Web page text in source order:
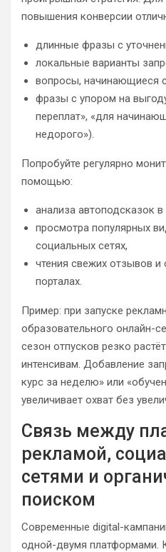
повышения конверсии
длинные фразы с
локальные варианты
вопросы, начинающиеся с
фразы с упором на
переплат», «для
недорого»).
Попробуйте регулярно
помощью:
анализа автоподсказок
просмотра популярных
социальных сетях,
чтения свежих отзывов и
порталах.
Пример: при запуске
образовательного онлайн-
сезон отпусков резко
интенсивам. Добавление
курс за неделю» или
увеличивает охват без
Связь между
рекламой,
сетями и
поиском
Современные digital-
одной-двумя платформами.